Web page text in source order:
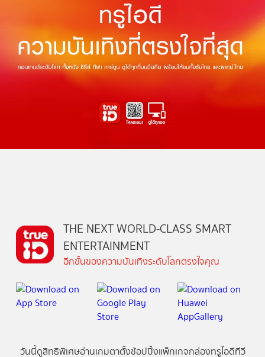
THE NEXT WORLD-CLASS SMART
ENTERTAINMENT
อีกขั้นของความบันเทิงระดับโลกตรงใจคุณ
วันนี้ดูสิทธิพิเศษอ่านเกมตาตั้งช้อปปิ้งแพ็กเกจกล่องทรูไอดีทีวี